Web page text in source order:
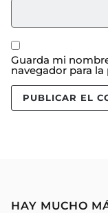
Guarda mi
navegador para
HAY MUCHO